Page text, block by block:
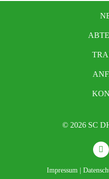
© 2026 SC
Impressum